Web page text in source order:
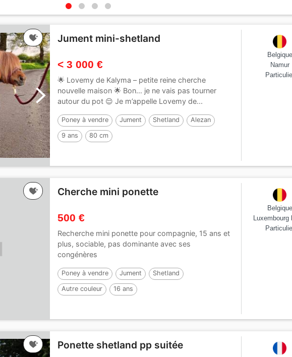
Jument mini-shetland
< 3 000 €
🌟 Lovemy de Kalyma – petite reine cherche
nouvelle maison 🌟 Bon… je ne vais pas tourner
autour du pot 😌 Je m’appelle Lovemy de...
Poney à vendre Jument Shetland Alezan
9 ans 80 cm
Belgique
Namur
Cherche mini ponette
500 €
Recherche mini ponette pour compagnie, 15 ans et
plus, sociable, pas dominante avec ses
congénères
Poney à vendre Jument Shetland
Autre couleur 16 ans
Belgique
Luxembourg
Ponette shetland pp suitée